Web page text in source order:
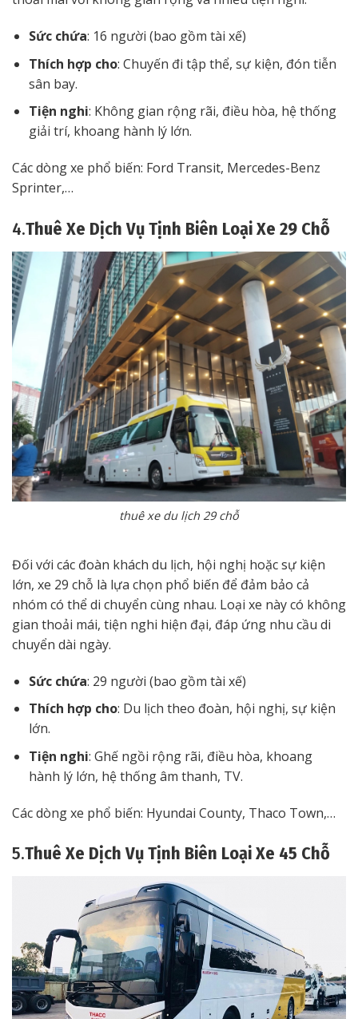
Sức chứa: 16 người (bao gồm tài xế)
Thích hợp cho: Chuyến đi tập thể, sự kiện, đón tiễn
sân bay.
Tiện nghi: Không gian rộng rãi, điều hòa, hệ thống
giải trí, khoang hành lý lớn.
Các dòng xe phổ biến: Ford Transit, Mercedes-Benz
Sprinter,…
4.Thuê Xe Dịch Vụ Tịnh Biên Loại Xe 29 Chỗ
thuê xe du lịch 29 chỗ
Đối với các đoàn khách du lịch, hội nghị hoặc sự kiện
lớn, xe 29 chỗ là lựa chọn phổ biến để đảm bảo cả
nhóm có thể di chuyển cùng nhau. Loại xe này có không
gian thoải mái, tiện nghi hiện đại, đáp ứng nhu cầu di
chuyển dài ngày.
Sức chứa: 29 người (bao gồm tài xế)
Thích hợp cho: Du lịch theo đoàn, hội nghị, sự kiện
lớn.
Tiện nghi: Ghế ngồi rộng rãi, điều hòa, khoang
hành lý lớn, hệ thống âm thanh, TV.
Các dòng xe phổ biến: Hyundai County, Thaco Town,…
5.Thuê Xe Dịch Vụ Tịnh Biên Loại Xe 45 Chỗ